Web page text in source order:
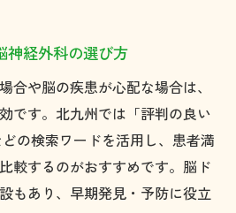
神経外科の選び方
合や脳の疾患が心配な場合は、
です。北九州では「評判の良い
の検索ワードを活用し、患者満
較するのがおすすめです。脳ド
もあり、早期発見・予防に役立